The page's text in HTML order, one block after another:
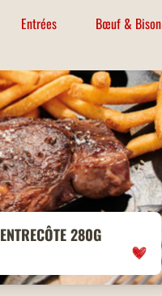
Entrées Bœuf & Bison
ENTRECÔTE 280G